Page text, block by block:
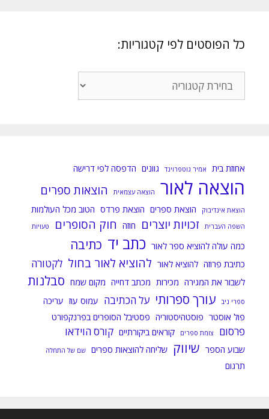
כל הפוסטים לפי קטגוריות:
הפוסטים
אחוזת בית אמיר גוטפרוינד גוונים הדפסה לפי דרישה
הוצאה לאור הוצאה עצמאית הוצאות ספרים
הוצאת אינדיבוק הוצאת ספרים הוצאת פרדס הטוב מכל העולמות
השפה העברית זכויות יוצרים חוזה חוק הסופרים טעויות
כמה עולה להוציא ספר לאור כתב יד כתיבה
כתיבת פרוזה להוציא לאור להוציא לאור בחול לקטורה
לשבור את המגירה מכירות מכתב דחייה מקום שמח סבלנות
ספרי ניב עורך ספרותי על הכתיבה עמוס עוז עריכה
פול אוסטר פוסטהיסטוריה פסטיבל הסופרים בפרנקפורט
פרסום צומת ספרים קוראים ביקורתיים קורס הוידאו
שבוע הספר שיווק שליחה להוצאות ספרים שם של התחלה
תרגום